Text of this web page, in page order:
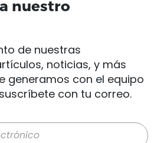
nuestro
de nuestras
noticias, y más
generamos con el equipo
con tu correo.